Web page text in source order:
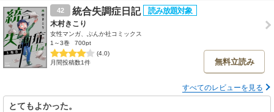
ソの話とか目からウロコ。私漫画読書歴多分50年弱ですが全然読めまし
たが。
42 統合失調症日記
木村きこり
女性マンガ、ぶんか社コミックス
1～3巻
700pt
(4.0)
月間投稿数1件
無料立読み
すべてのレビューを見る
とてもよかった。